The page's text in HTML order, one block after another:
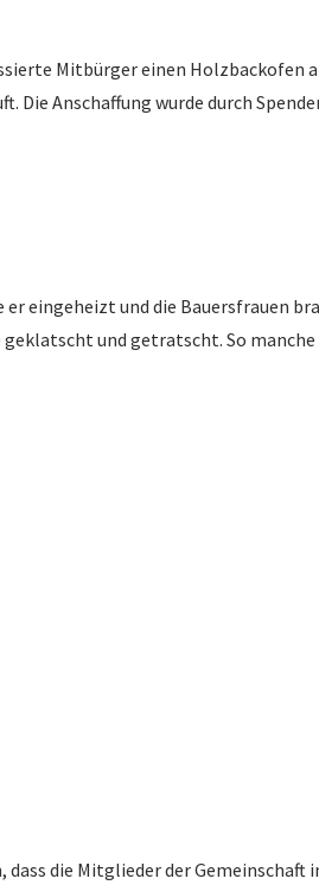
Mitbürger einen Holzbackofen
Anschaffung wurde durch
eingeheizt und die Bauersfrauen
und getratscht. So
die Mitglieder der